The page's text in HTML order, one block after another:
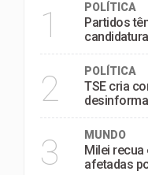
1 POLÍTICA
Partidos
2 POLÍTICA
TSE cria
3 MUNDO
Milei recua
afetadas